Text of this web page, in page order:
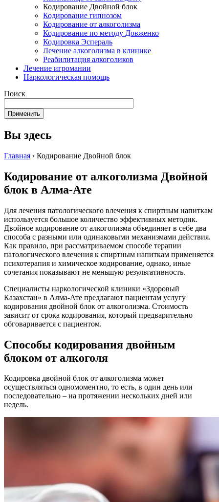
Кодирование Двойной блок
Кодирование гипнозом
Кодирование от алкоголизма
Кодирование по методу Довженко
Кодировка Эспераль
Лечение алкоголизма в клинике
Реабилитация алкоголиков
Лечение игромании
Наркологическая помощь
Поиск
Вы здесь
Главная › Кодирование Двойной блок
Кодирование от алкоголизма Двойной
блок в Алма-Ате
Для лечения патологического влечения к спиртным напиткам
используется большое количество эффективных методик.
Двойное кодирование от алкоголизма объединяет в себе два
способа с разными или одинаковыми механизмами действия.
Как правило, при рассматриваемом способе терапии
патологического влечения к спиртным напиткам применяется
психотерапия и химическое кодирование, однако, иные
сочетания показывают не меньшую результативность.
Специалисты наркологической клиники «Здоровый
Казахстан» в Алма-Ате предлагают пациентам услугу
кодирования двойной блок от алкоголизма. Стоимость
зависит от срока кодирования, который предварительно
обговаривается с пациентом.
Способы кодирования двойным
блоком от алкоголя
Кодировка двойной блок от алкоголизма может
осуществляться одномоментно, то есть, в один день или
последовательно – на протяжении нескольких дней или
недель.